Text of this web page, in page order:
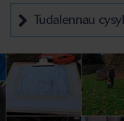
Tudalennau